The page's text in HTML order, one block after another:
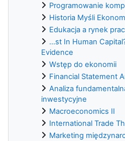
Programowanie
Historia Myśli
Edukacja a rynek
...st In Human
Evidence
Wstęp do ekonomii
Financial Statement
Analiza
inwestycyjne
Macroeconomics II
International Trade
Marketing